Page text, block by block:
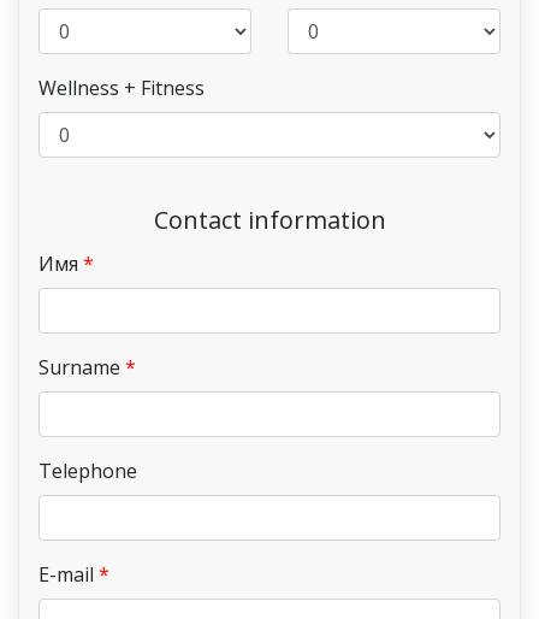
Wellness + Fitness
Contact information
Имя
Surname
Telephone
E-mail